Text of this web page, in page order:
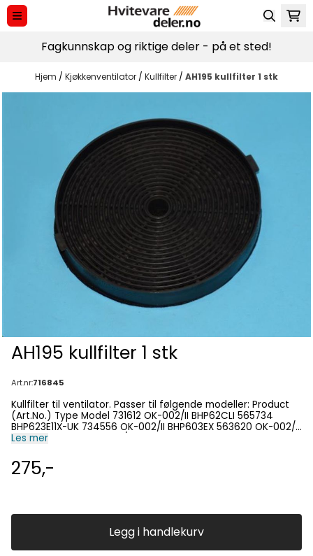
Hopp til innhold
Fagkunnskap og riktige deler - på et sted!
Hjem / Kjøkkenventilator / Kullfilter / AH195 kullfilter 1 stk
AH195 kullfilter 1 stk
Art.nr:716845
Kullfilter til ventilator. Passer til følgende modeller: Product
(Art.No.) Type Model 731612 OK-002/II BHP62CLI 565734
BHP623E11X-UK 734556 OK-002/II BHP603EX 563620 OK-002/II
E5070W 514441 OK-002/II BHP523E10X 514445 BHP623E11X
731613 OK-002/II BHP62CLB 734877 OK-002/II DF613X 514447
BHP623E11B 514446 BHP623E12X 514459 BHP623E11W 559348
BHP623E11XUK 514443 BHP623E10X
Les mer
275,-
Legg i handlekurv